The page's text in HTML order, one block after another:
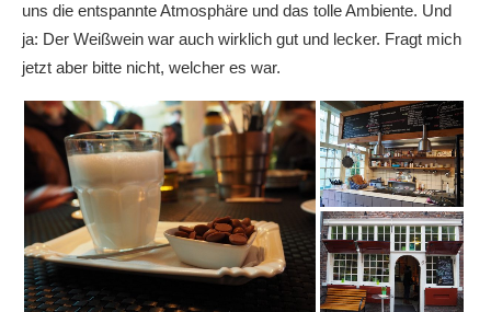
uns die entspannte Atmosphäre und das tolle Ambiente. Und
ja: Der Weißwein war auch wirklich gut und lecker. Fragt mich
jetzt aber bitte nicht, welcher es war.